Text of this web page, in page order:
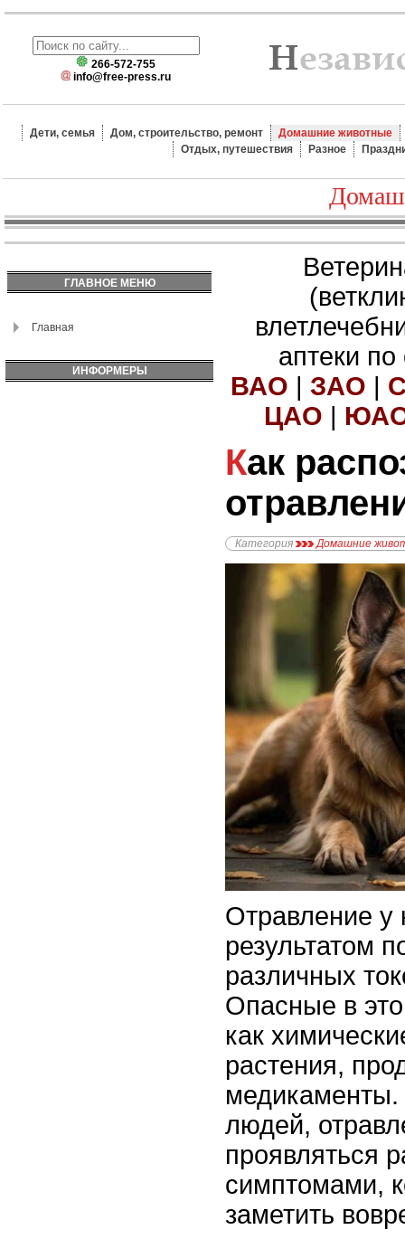
266-572-755
info@free-press.ru
Дети, семья Дом, строительство, ремонт
Домашние животные
Отдых, путешествия
Разное
ГЛАВНОЕ МЕНЮ
Главная
ИНФОРМЕРЫ
аптеки
ВАО | ЗАО |
ЦАО |
Как распознать
Категория Домашние
Отравление у
результатом
различных
Опасные в
как
растения,
медикаменты.
людей,
проявляться
симптомами,
заметить